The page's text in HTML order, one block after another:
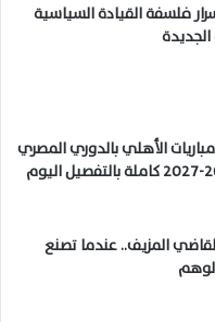
فلسفة القيادة السياسية
الأهلي بالدوري المصري
المزيف.. عندما تصنع